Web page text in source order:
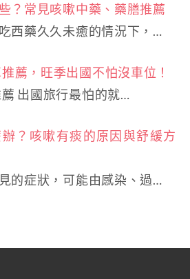
？常見咳嗽中藥、藥膳推薦
西藥久久未癒的情況下，…
薦，旺季出國不怕沒車位！
出國旅行最怕的就…
？咳嗽有痰的原因與舒緩方
的症狀，可能由感染、過…